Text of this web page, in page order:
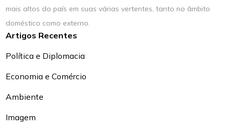
mais altos do país em suas várias vertentes, tanto no âmbito
doméstico como externo.
Artigos Recentes
Política e Diplomacia
Economia e Comércio
Ambiente
Imagem